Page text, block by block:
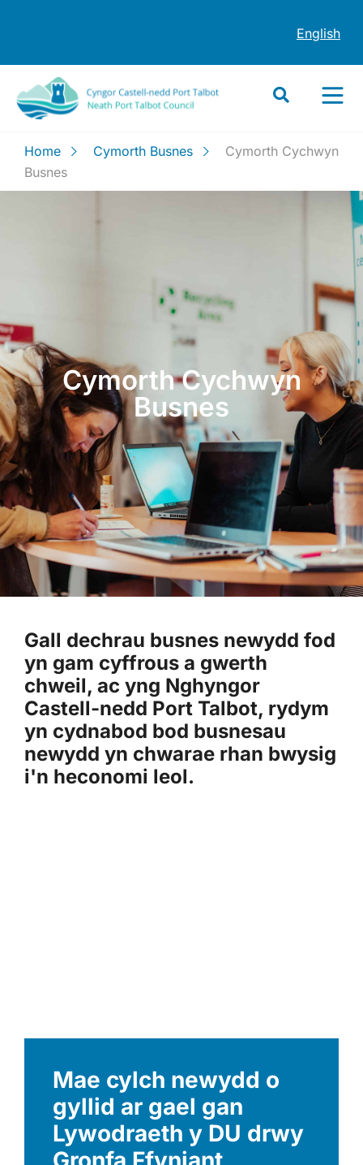
English
Home Cymorth Busnes
Cymorth Cychwyn
Busnes
Cymorth Cychwyn
Busnes
Gall dechrau busnes newydd fod
yn gam cyffrous a gwerth
chweil, ac yng Nghyngor
Castell-nedd Port Talbot, rydym
yn cydnabod bod busnesau
newydd yn chwarae rhan bwysig
i'n heconomi leol.
Mae cylch newydd o
gyllid ar gael gan
Lywodraeth y DU drwy